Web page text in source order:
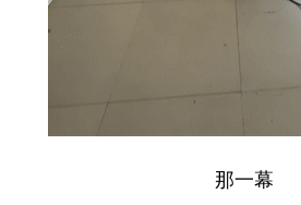
那一幕